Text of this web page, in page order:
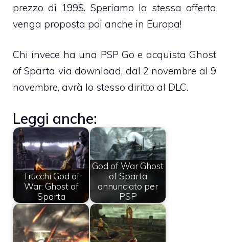
prezzo di 199$. Speriamo la stessa offerta
venga proposta poi anche in Europa!
Chi invece ha una PSP Go e acquista Ghost
of Sparta via download, dal 2 novembre al 9
novembre, avrà lo stesso diritto al DLC.
Leggi anche:
Trucchi God of
War: Ghost of
Sparta
God of War Ghost
of Sparta
annunciato per
PSP